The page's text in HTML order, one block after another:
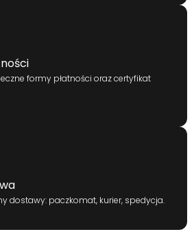
formy płatności oraz certyfikat
dostawy: paczkomat, kurier, spedycja.